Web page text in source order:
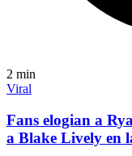
2 min
Viral
Fans elogian a
a Blake Lively en